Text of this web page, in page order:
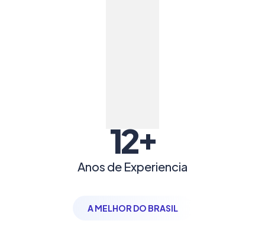
12+
Anos de Experiencia
A MELHOR DO BRASIL